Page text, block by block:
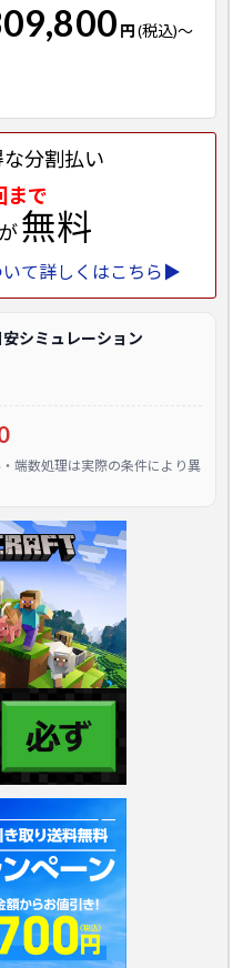
円(税込)～
分割払い
まで
無料
いて詳しくはこちら▶
シミュレーション
端数処理は実際の条件により異